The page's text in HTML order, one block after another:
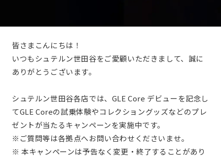
皆さまこんにちは！
いつもシュテルン世田谷をご愛顧いただきまして、誠に
ありがとうございます。
シュテルン世田谷各店では、GLE Core デビューを記念し
てGLE Coreの試乗体験やコレクショングッズなどのプレ
ゼントが当たるキャンペーンを実施中です。
※ご質問等は各拠点へお問い合わせくださいませ。
※ 本キャンペーンは予告なく変更・終了することがあり